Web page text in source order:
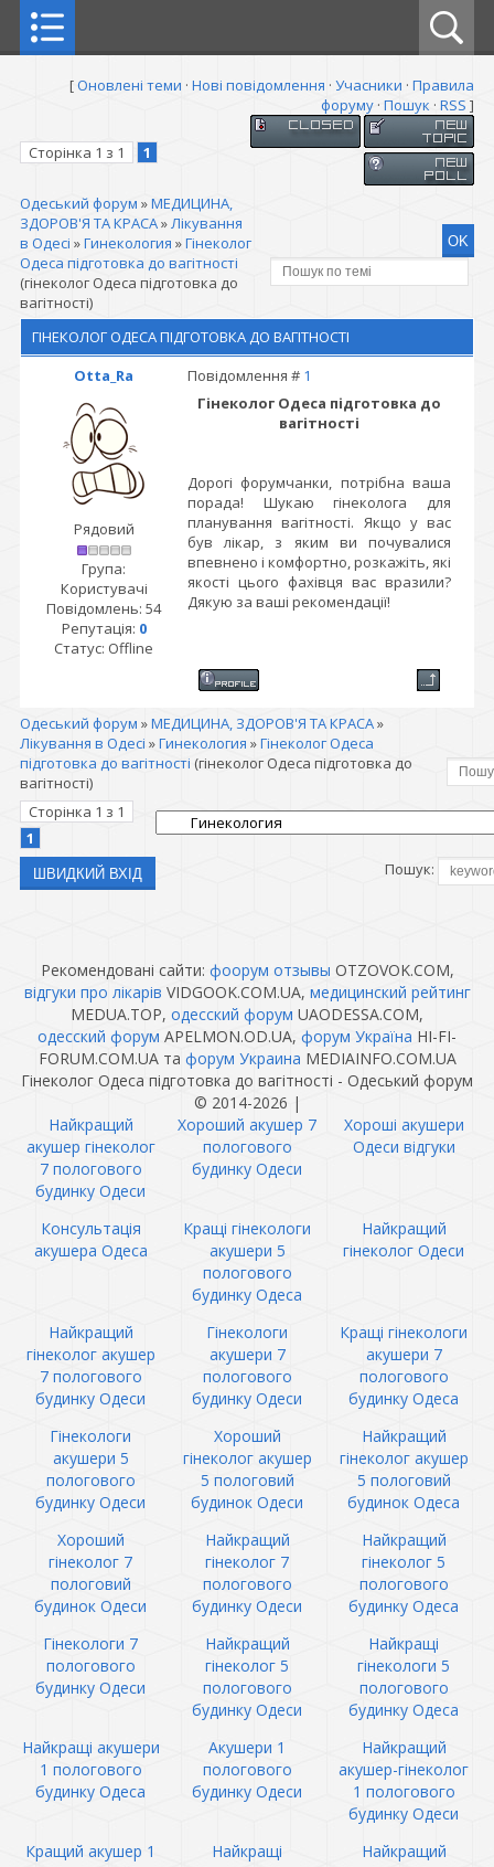
[Оновлені теми · Нові повідомлення · Учасники · Правила
форуму · Пошук · RSS ]
Сторінка 1 з 1 1
Одеський форум »МЕДИЦИНА,
ЗДОРОВ'Я ТА КРАСА»Лікування
в Одесі »Гинекология »Гінеколог
Одеса підготовка до вагітності
(гінеколог Одеса підготовка до
вагітності)
ГІНЕКОЛОГ ОДЕСА ПІДГОТОВКА ДО ВАГІТНОСТІ
Otta_Ra
Повідомлення # 1
Рядовий
Група:
Користувачі
Повідомлень: 54
Репутація: 0
Статус: Offline
Гінеколог Одеса підготовка до
вагітності
Дорогі форумчанки, потрібна ваша
порада! Шукаю гінеколога для
планування вагітності. Якщо у вас
був лікар, з яким ви почувалися
впевнено і комфортно, розкажіть, які
якості цього фахівця вас вразили?
Дякую за ваші рекомендації!
Одеський форум »МЕДИЦИНА, ЗДОРОВ'Я ТА КРАСА»
Лікування в Одесі »Гинекология »Гінеколог Одеса
підготовка до вагітності (гінеколог Одеса підготовка до
вагітності)
Сторінка 1 з 1
1
Пошук:
Рекомендовані сайти: фоорум отзывы OTZOVOK.COM,
відгуки про лікарів VIDGOOK.COM.UA, медицинский рейтинг
MEDUA.TOP, одесский форум UAODESSA.COM,
одесский форум APELMON.OD.UA, форум Україна HI-FI-
FORUM.COM.UA та форум Украина MEDIAINFO.COM.UA
Гінеколог Одеса підготовка до вагітності - Одеський форум
© 2014-2026 |
Найкращий
акушер гінеколог
7 пологового
будинку Одеси
Хороший акушер 7
пологового
будинку Одеси
Хороші акушери
Одеси відгуки
Консультація
акушера Одеса
Кращі гінекологи
акушери 5
пологового
будинку Одеса
Найкращий
гінеколог Одеси
Найкращий
гінеколог акушер
7 пологового
будинку Одеси
Гінекологи
акушери 7
пологового
будинку Одеси
Кращі гінекологи
акушери 7
пологового
будинку Одеса
Гінекологи
акушери 5
пологового
будинку Одеси
Хороший
гінеколог акушер
5 пологовий
будинок Одеси
Найкращий
гінеколог акушер
5 пологовий
будинок Одеса
Хороший
гінеколог 7
пологовий
будинок Одеси
Найкращий
гінеколог 7
пологового
будинку Одеси
Найкращий
гінеколог 5
пологового
будинку Одеса
Гінекологи 7
пологового
будинку Одеси
Найкращий
гінеколог 5
пологового
будинку Одеси
Найкращі
гінекологи 5
пологового
будинку Одеса
Найкращі акушери
1 пологового
будинку Одеса
Акушери 1
пологового
будинку Одеси
Найкращий
акушер-гінеколог
1 пологового
будинку Одеси
Кращий акушер 1
Найкращі
Найкращий